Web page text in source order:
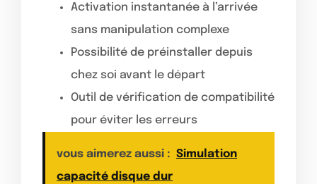
Activation instantanée à l’arrivée
sans manipulation complexe
Possibilité de préinstaller depuis
chez soi avant le départ
Outil de vérification de compatibilité
pour éviter les erreurs
vous aimerez aussi : Simulation
capacité disque dur